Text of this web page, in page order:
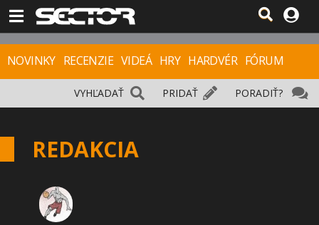
NOVINKY RECENZIE VIDEÁ HRY HARDVÉR FÓRUM
PORADIŤ?
PRIDAŤ
VYHĽADAŤ
REDAKCIA